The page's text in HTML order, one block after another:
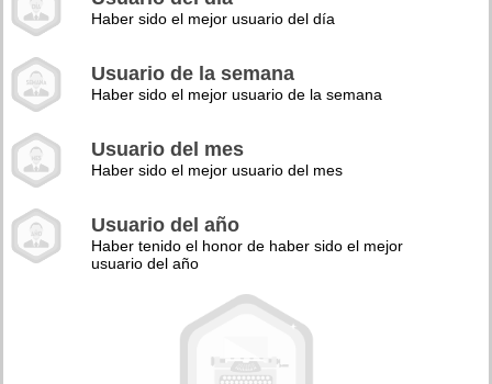
Haber sido el mejor usuario del día
Usuario de la semana
Haber sido el mejor usuario de la semana
Usuario del mes
Haber sido el mejor usuario del mes
Usuario del año
Haber tenido el honor de haber sido el mejor
usuario del año